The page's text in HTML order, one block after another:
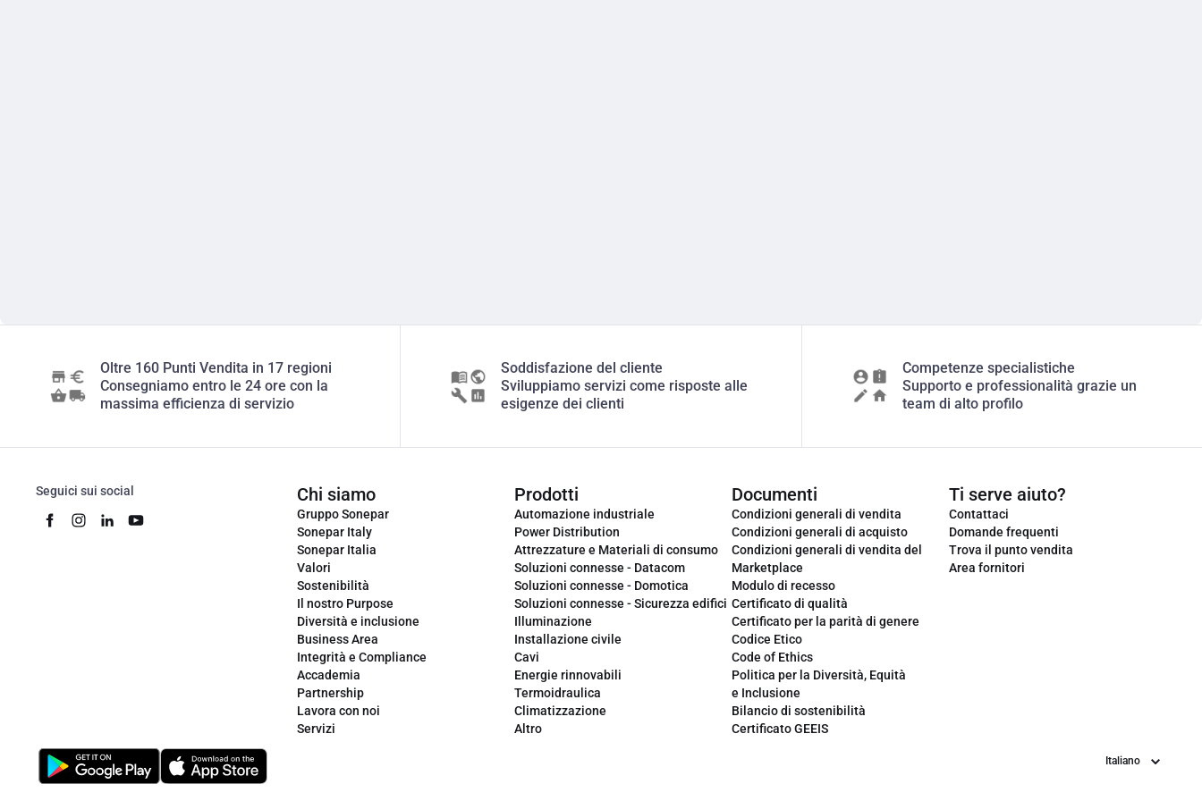
Oltre 160 Punti Vendita in 17 regioni
Consegniamo entro le 24 ore con la
massima efficienza di servizio
Soddisfazione del cliente
Sviluppiamo servizi come risposte alle
esigenze dei clienti
Competenze specialistiche
Supporto e professionalità grazie un
team di alto profilo
Seguici sui social Chi siamo
Gruppo Sonepar
Sonepar Italy
Sonepar Italia
Valori
Sostenibilità
Il nostro Purpose
Diversità e inclusione
Business Area
Integrità e Compliance
Accademia
Partnership
Lavora con noi
Servizi
Prodotti
Automazione industriale
Power Distribution
Attrezzature e Materiali di consumo
Soluzioni connesse - Datacom
Soluzioni connesse - Domotica
Soluzioni connesse - Sicurezza edifici
Illuminazione
Installazione civile
Cavi
Energie rinnovabili
Termoidraulica
Climatizzazione
Altro
Documenti
Condizioni generali di vendita
Condizioni generali di acquisto
Condizioni generali di vendita del
Marketplace
Modulo di recesso
Certificato di qualità
Certificato per la parità di genere
Codice Etico
Code of Ethics
Politica per la Diversità, Equità
e Inclusione
Bilancio di sostenibilità
Certificato GEEIS
Ti serve aiuto?
Contattaci
Domande frequenti
Trova il punto vendita
Area fornitori
Lingua